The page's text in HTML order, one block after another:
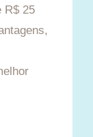
R$ 25